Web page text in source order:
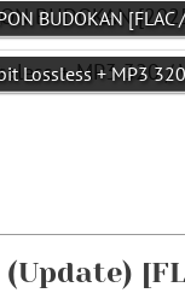
BUDOKAN [FLAC
Lossless + MP3
(Update)